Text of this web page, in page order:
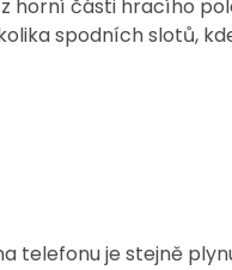
horní části hracího
spodních slotů,
telefonu je stejně